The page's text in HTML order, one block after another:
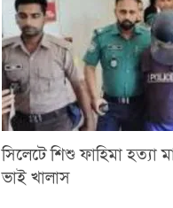
সিলেটে শিশু ফাহিমা হত্যা
ভাই খালাস